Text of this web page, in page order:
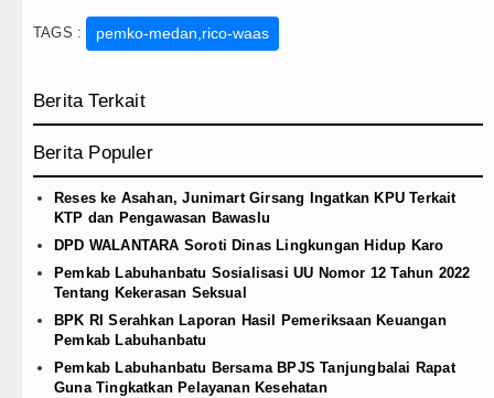
TAGS : pemko-medan,rico-waas
Berita Terkait
Berita Populer
Reses ke Asahan, Junimart Girsang Ingatkan KPU Terkait
KTP dan Pengawasan Bawaslu
DPD WALANTARA Soroti Dinas Lingkungan Hidup Karo
Pemkab Labuhanbatu Sosialisasi UU Nomor 12 Tahun 2022
Tentang Kekerasan Seksual
BPK RI Serahkan Laporan Hasil Pemeriksaan Keuangan
Pemkab Labuhanbatu
Pemkab Labuhanbatu Bersama BPJS Tanjungbalai Rapat
Guna Tingkatkan Pelayanan Kesehatan